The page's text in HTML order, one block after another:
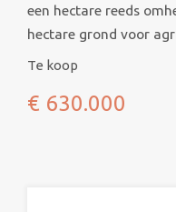
een hectare reeds
hectare grond voor
Te koop
€ 630.000